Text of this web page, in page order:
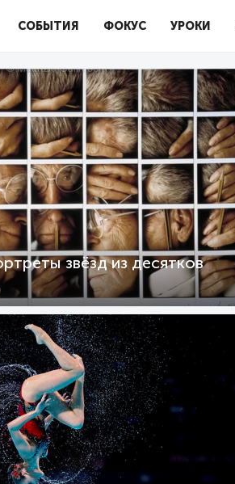
СОБЫТИЯ ФОКУС УРОКИ
звёзд из десятков